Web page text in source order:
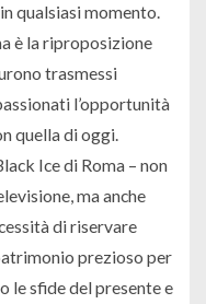
qualsiasi momento.
è la riproposizione
trasmessi
l’opportunità
quella di oggi.
Ice di Roma – non
ma anche
di riservare
prezioso per
le sfide del presente e